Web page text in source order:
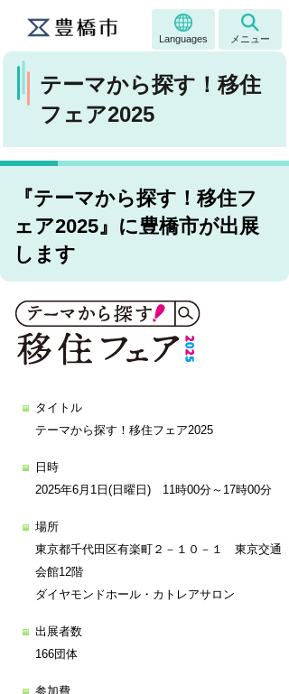
Languages メニュー
テーマから探す！移住
フェア2025
『テーマから探す！移住フ
ェア2025』に豊橋市が出展
します
タイトル
テーマから探す！移住フェア2025
日時
2025年6月1日(日曜日) 11時00分～17時00分
場所
東京都千代田区有楽町２－１０－１ 東京交通
会館12階
ダイヤモンドホール・カトレアサロン
出展者数
166団体
参加費